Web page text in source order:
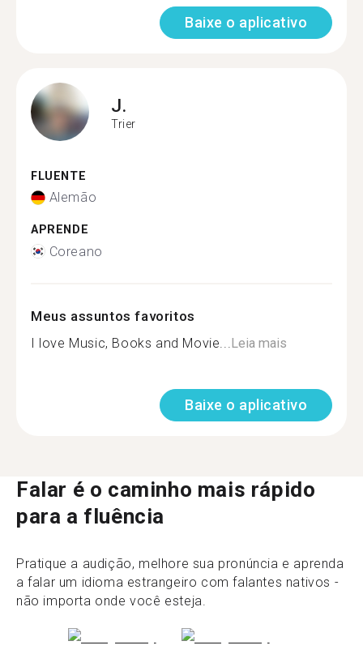
Baixe o aplicativo
J.
Trier
FLUENTE
Alemão
APRENDE
Coreano
Meus assuntos favoritos
I love Music, Books and Movie... Leia mais
Baixe o aplicativo
Falar é o caminho mais rápido
para a fluência
Pratique a audição, melhore sua pronúncia e aprenda
a falar um idioma estrangeiro com falantes nativos -
não importa onde você esteja.